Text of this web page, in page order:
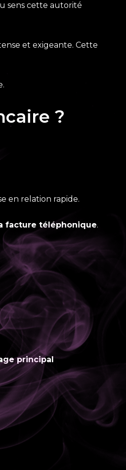
sens cette autorité
et exigeante. Cette
?
en relation rapide.
facture téléphonique.
principal